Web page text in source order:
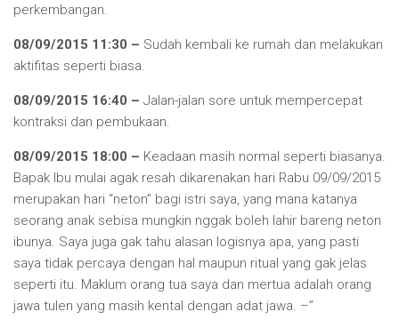
perkembangan.
08/09/2015 11:30 – Sudah kembali ke rumah dan melakukan
aktifitas seperti biasa.
08/09/2015 16:40 – Jalan-jalan sore untuk mempercepat
kontraksi dan pembukaan.
08/09/2015 18:00 – Keadaan masih normal seperti biasanya.
Bapak Ibu mulai agak resah dikarenakan hari Rabu 09/09/2015
merupakan hari “neton” bagi istri saya, yang mana katanya
seorang anak sebisa mungkin nggak boleh lahir bareng neton
ibunya. Saya juga gak tahu alasan logisnya apa, yang pasti
saya tidak percaya dengan hal maupun ritual yang gak jelas
seperti itu. Maklum orang tua saya dan mertua adalah orang
jawa tulen yang masih kental dengan adat jawa. –”